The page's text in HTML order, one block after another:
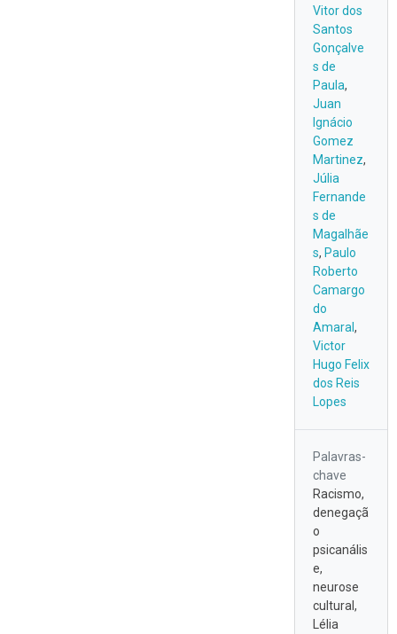
Vitor dos
Santos
Gonçalve
s de
Paula,
Juan
Ignácio
Gomez
Martinez,
Júlia
Fernande
s de
Magalhãe
s, Paulo
Roberto
Camargo
do
Amaral ,
Victor
Hugo Felix
dos Reis
Lopes
Palavras-
chave
Racismo,
denegaçã
o
psicanális
e,
neurose
cultural,
Lélia